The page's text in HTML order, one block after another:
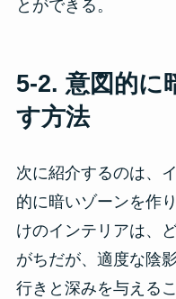
とができる。
5-2. 意図的に
す方法
次に紹介するのは、
的に暗いゾーンを作
けのインテリアは、
がちだが、適度な陰
行きと深みを与える